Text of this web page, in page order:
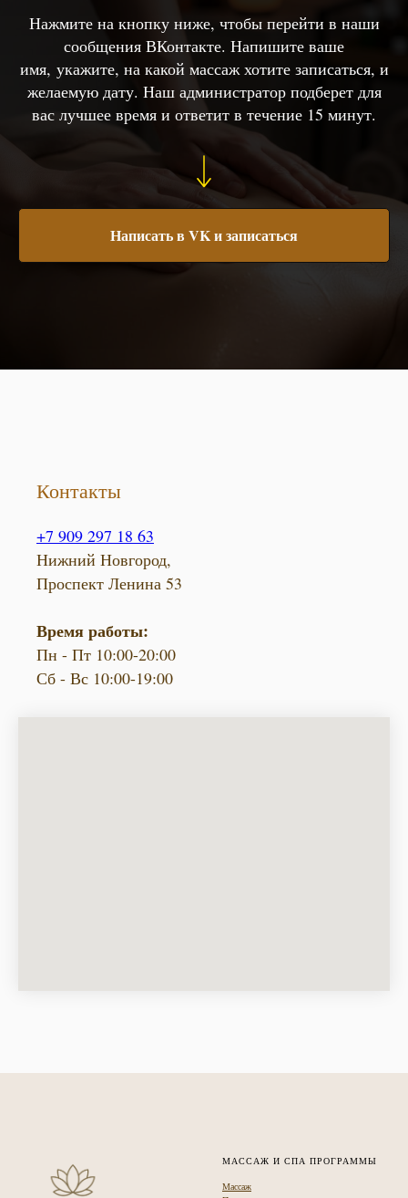
Нажмите на кнопку ниже, чтобы перейти в наши
сообщения ВКонтакте. Напишите ваше
имя, укажите, на какой массаж хотите записаться, и
желаемую дату. Наш администратор подберет для
вас лучшее время и ответит в течение 15 минут.
Написать в VK и записаться
Контакты
+7 909 297 18 63
Нижний Новгород,
Проспект Ленина 53
Время работы:
Пн - Пт 10:00-20:00
Сб - Вс 10:00-19:00
МАССАЖ И СПА ПРОГРАММЫ
Массаж